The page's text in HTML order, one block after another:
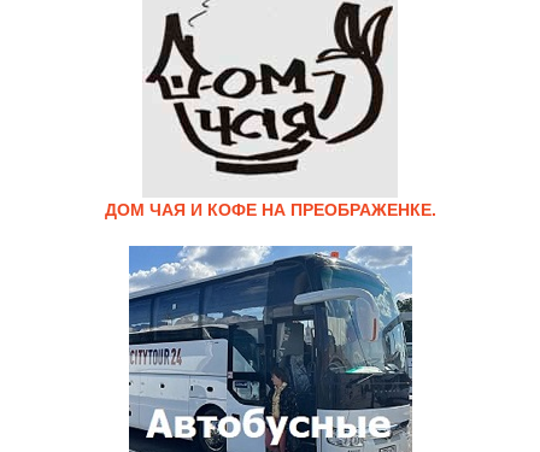
ДОМ ЧАЯ И КОФЕ НА ПРЕОБРАЖЕНКЕ.